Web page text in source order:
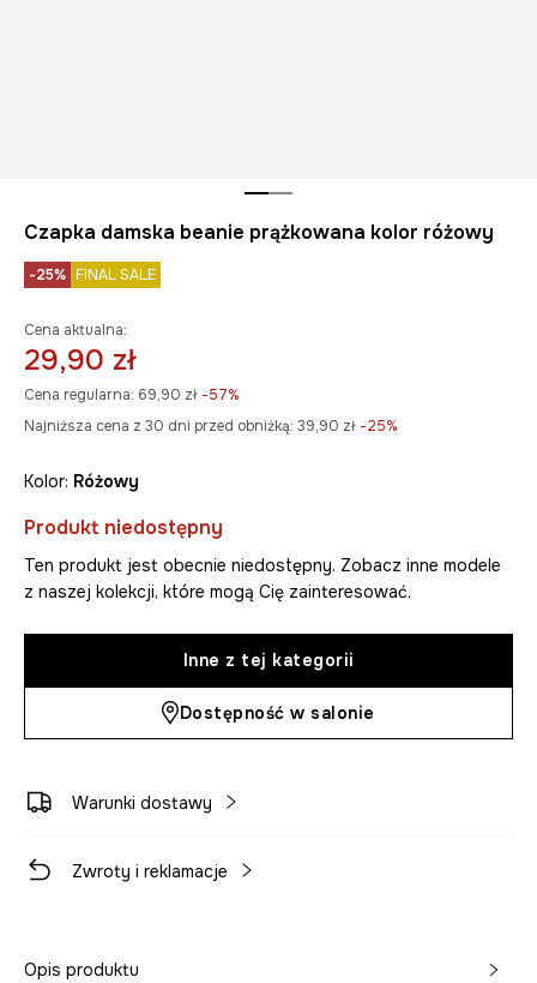
Czapka damska beanie prążkowana kolor różowy
-25% FINAL SALE
Cena aktualna:
29,90 zł
Cena regularna: 69,90 zł -57%
Najniższa cena z 30 dni przed obniżką: 39,90 zł -25%
Kolor: różowy
Produkt niedostępny
Ten produkt jest obecnie niedostępny. Zobacz inne modele
z naszej kolekcji, które mogą Cię zainteresować.
Inne z tej kategorii
Dostępność w salonie
Warunki dostawy
Zwroty i reklamacje
Opis produktu